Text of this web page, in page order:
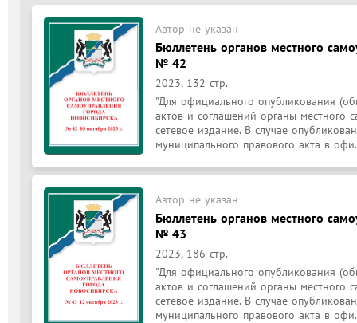
Автор не указан
Бюллетень органов местного
№ 42
2023, 132 стр.
"Для официального опубликования
актов и соглашений органы местного
сетевое издание. В случае
муниципального правового акта в
Автор не указан
Бюллетень органов местного
№ 43
2023, 186 стр.
"Для официального опубликования
актов и соглашений органы местного
сетевое издание. В случае
муниципального правового акта в